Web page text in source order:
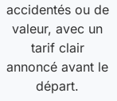
accidentés ou de
valeur, avec un
tarif clair
annoncé avant le
départ.